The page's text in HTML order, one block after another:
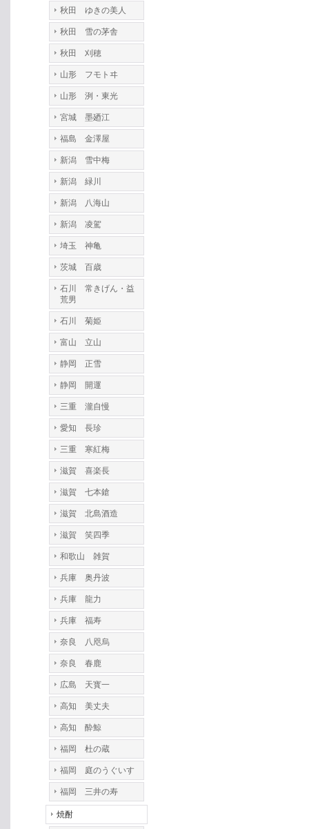
秋田 ゆきの美人
秋田 雪の茅舎
秋田 刈穂
山形 フモトヰ
山形 洌・東光
宮城 墨廼江
福島 金澤屋
新潟 雪中梅
新潟 緑川
新潟 八海山
新潟 凌駕
埼玉 神亀
茨城 百歳
石川 常きげん・益
荒男
石川 菊姫
富山 立山
静岡 正雪
静岡 開運
三重 瀧自慢
愛知 長珍
三重 寒紅梅
滋賀 喜楽長
滋賀 七本鎗
滋賀 北島酒造
滋賀 笑四季
和歌山 雑賀
兵庫 奥丹波
兵庫 龍力
兵庫 福寿
奈良 八咫烏
奈良 春鹿
広島 天寳一
高知 美丈夫
高知 酔鯨
福岡 杜の蔵
福岡 庭のうぐいす
福岡 三井の寿
焼酎